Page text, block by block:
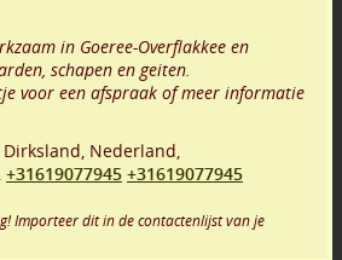
in Goeree-Overflakkee en
schapen en geiten.
voor een afspraak of meer informatie
Dirksland, Nederland,
, +31619077945 +31619077945
Importeer dit in de contactenlijst van je